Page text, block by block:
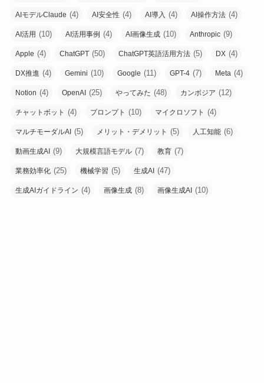
AIモデルClaude (4) AI安全性 (4) AI導入 (4) AI操作方法 (4)
AI活用 (10) AI活用事例 (4) AI画像生成 (10) Anthropic (9)
Apple (4) ChatGPT (50) ChatGPT英語活用方法 (5) DX (4)
DX推進 (4) Gemini (10) Google (11) GPT-4 (7) Meta (4)
Notion (4) OpenAI (25) やってみた (48) カンボジア (12)
チャットボット (4) プロンプト (10) マイクロソフト (4)
マルチモーダルAI (5) メリット・デメリット (5) 人工知能 (6)
動画生成AI (9) 大規模言語モデル (7) 教育 (7)
業務効率化 (25) 機械学習 (5) 生成AI (47)
生成AIガイドライン (4) 画像生成 (8) 画像生成AI (10)